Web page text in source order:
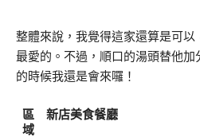
整體來說，我覺得這家還算是可以
最愛的。不過，順口的湯頭替他
的時候我還是會來囉！
區
域
新店美食餐廳